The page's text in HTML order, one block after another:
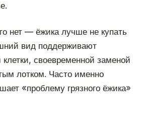
нет — ёжика лучше не купать
вид поддерживают
клетки, своевременной заменой
лотком. Часто именно
«проблему грязного ёжика»